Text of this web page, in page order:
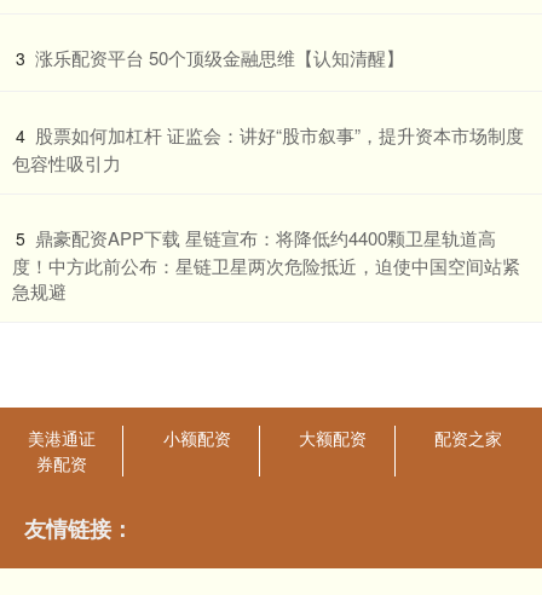
3 ​涨乐配资平台 50个顶级金融思维【认知清醒】
4 ​股票如何加杠杆 证监会：讲好“股市叙事”，提升资本市场制度
包容性吸引力
5 ​鼎豪配资APP下载 星链宣布：将降低约4400颗卫星轨道高
度！中方此前公布：星链卫星两次危险抵近，迫使中国空间站紧
急规避
美港通证
券配资
小额配资 大额配资 配资之家
友情链接：